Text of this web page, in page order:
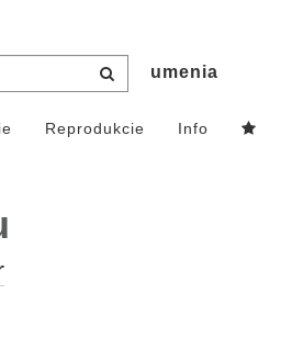
umenia
Reprodukcie Info